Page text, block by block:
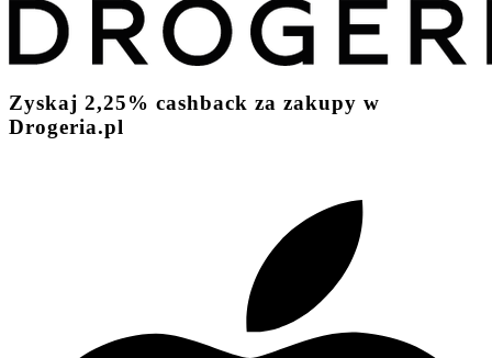
Zyskaj 2,25% cashback za zakupy w
Drogeria.pl